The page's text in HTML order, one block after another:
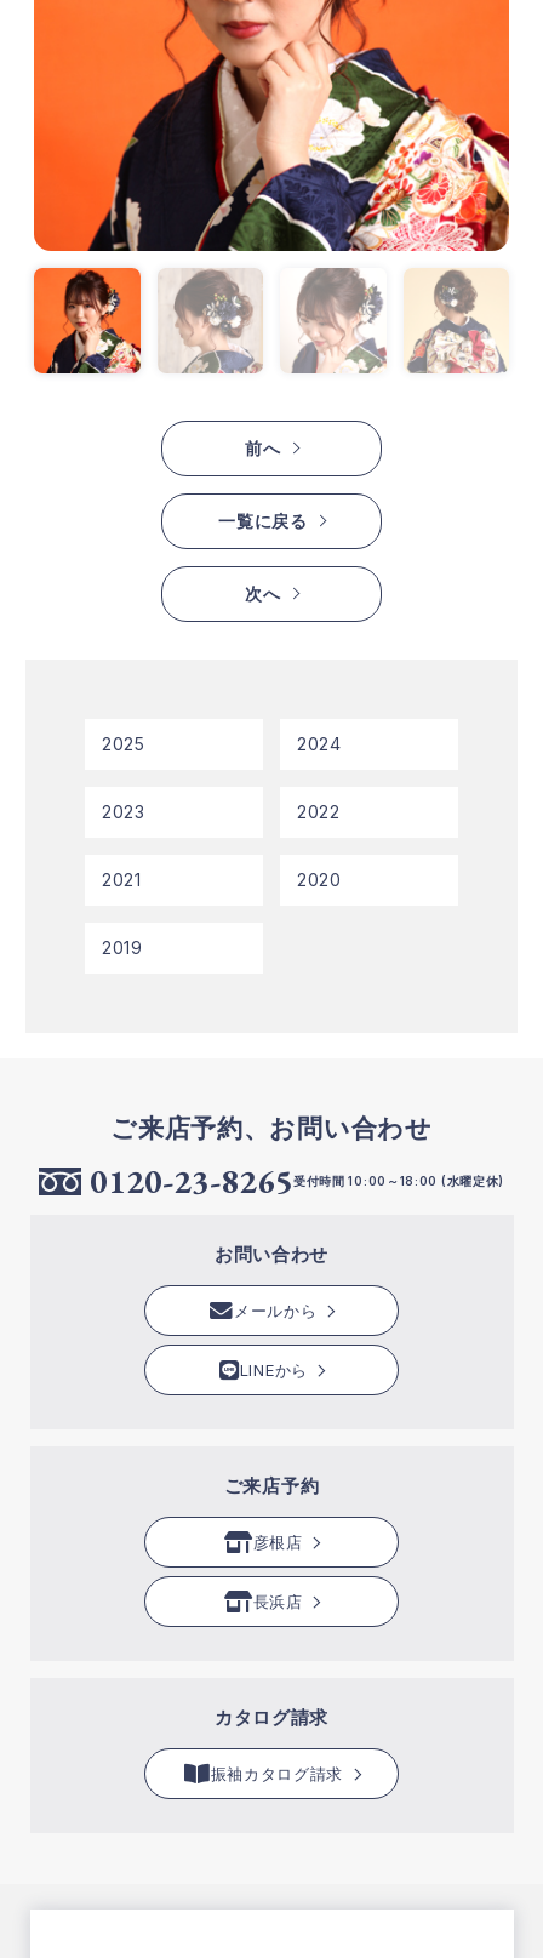
前へ
一覧に戻る
次へ
2025 2024
2023 2022
2021 2020
2019
ご来店予約、お問い合わせ
お問い合わせ
メールから
LINEから
ご来店予約
彦根店
長浜店
カタログ請求
振袖カタログ請求
0120-23-8265受付時間 10:00～18:00 (水曜定休)